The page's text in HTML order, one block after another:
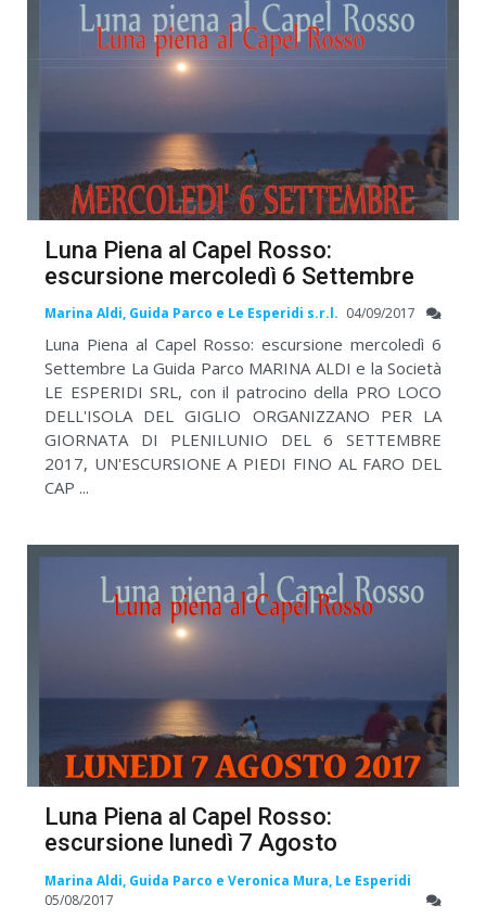
Luna Piena al Capel Rosso:
escursione mercoledì 6 Settembre
Marina Aldi, Guida Parco e Le Esperidi s.r.l. 04/09/2017
Luna Piena al Capel Rosso: escursione mercoledì 6
Settembre La Guida Parco MARINA ALDI e la Società
LE ESPERIDI SRL, con il patrocino della PRO LOCO
DELL'ISOLA DEL GIGLIO ORGANIZZANO PER LA
GIORNATA DI PLENILUNIO DEL 6 SETTEMBRE
2017, UN'ESCURSIONE A PIEDI FINO AL FARO DEL
CAP ...
Luna Piena al Capel Rosso:
escursione lunedì 7 Agosto
Marina Aldi, Guida Parco e Veronica Mura, Le Esperidi
05/08/2017